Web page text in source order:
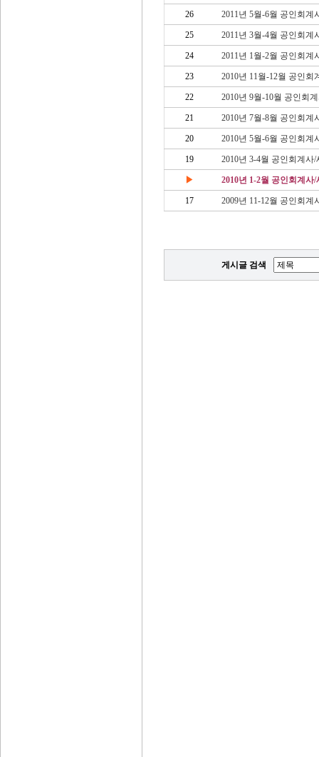
26 2011년 5월-6월 공인회계
25 2011년 3월-4월 공인회계
24 2011년 1월-2월 공인회계
23 2010년 11월-12월 공인
22 2010년 9월-10월 공인회
21 2010년 7월-8월 공인회계
20 2010년 5월-6월 공인회계
19 2010년 3-4월 공인회계사
▶ 2010년 1-2월 공인회계사
17 2009년 11-12월 공인회
게시글 검색